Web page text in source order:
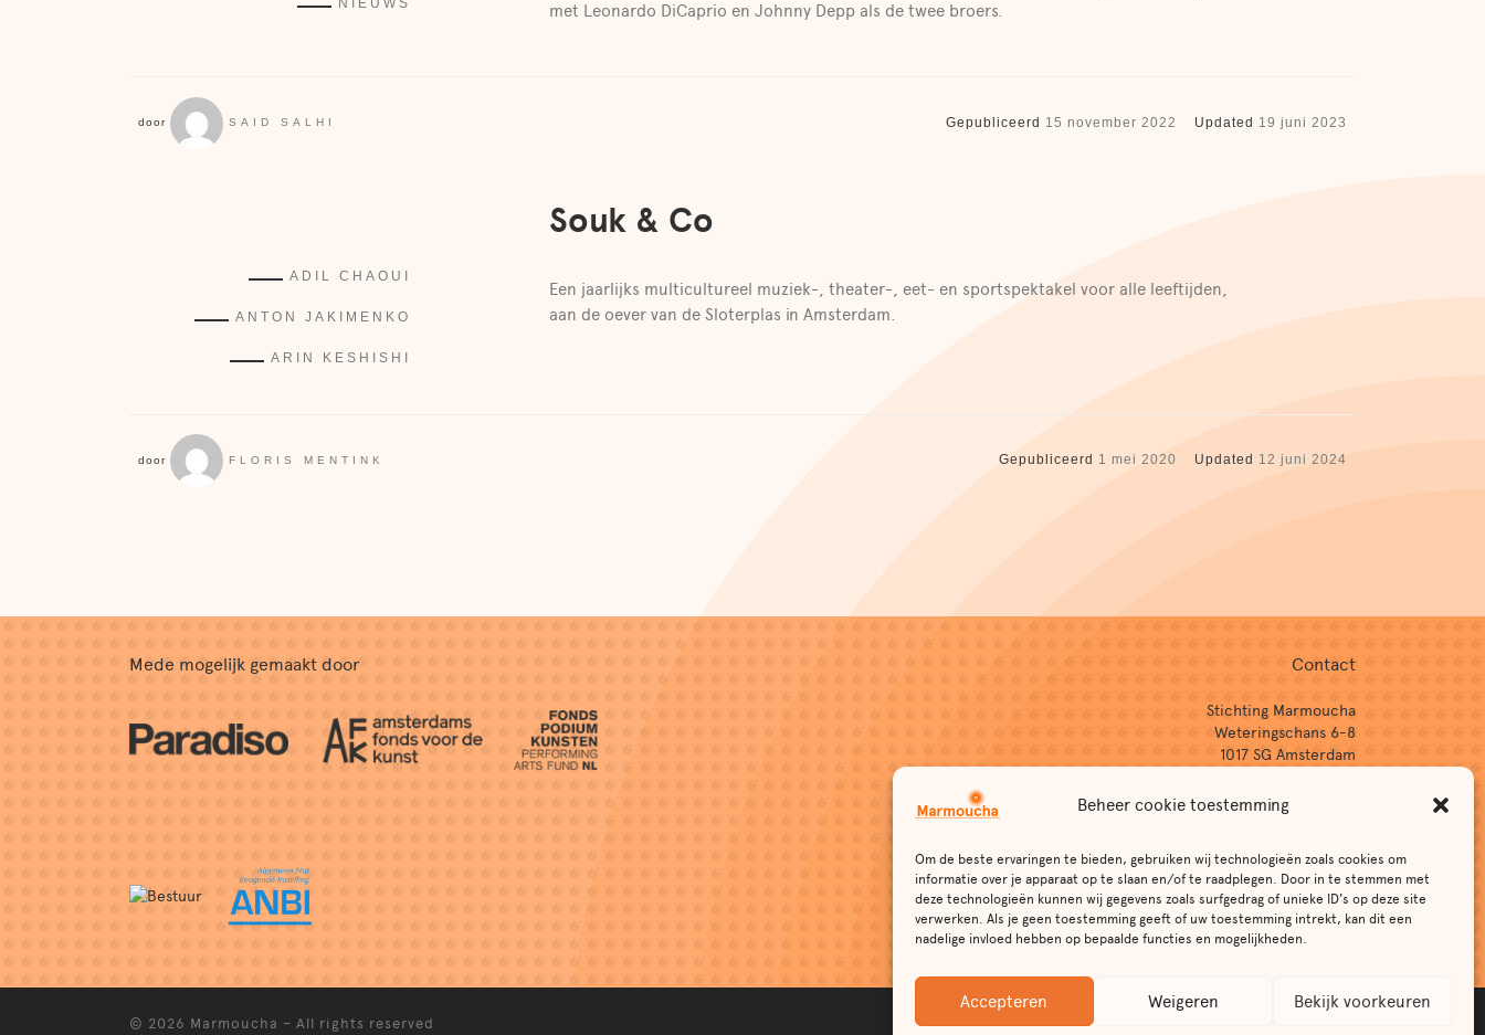
Beheer cookie toestemming
Om de beste ervaringen te bieden, gebruiken wij technologieën zoals cookies om
informatie over je apparaat op te slaan en/of te raadplegen. Door in te stemmen met
deze technologieën kunnen wij gegevens zoals surfgedrag of unieke ID's op deze site
verwerken. Als je geen toestemming geeft of uw toestemming intrekt, kan dit een
nadelige invloed hebben op bepaalde functies en mogelijkheden.
Accepteren Weigeren Bekijk voorkeuren
NIEUWS
met Leonardo DiCaprio en Johnny Depp als de twee broers.
door SAID SALHI Gepubliceerd 15 november 2022 Updated 19 juni 2023
Souk & Co
ADIL CHAOUI
ANTON JAKIMENKO
ARIN KESHISHI
Een jaarlijks multicultureel muziek-, theater-, eet- en sportspektakel voor alle leeftijden,
aan de oever van de Sloterplas in Amsterdam.
door FLORIS MENTINK Gepubliceerd 1 mei 2020 Updated 12 juni 2024
Mede mogelijk gemaakt door Contact
Stichting Marmoucha
Weteringschans 6-8
1017 SG Amsterdam
T: 0031(0)20-7960079
E:info@marmoucha.nl
Aanmelden nieuwsbrief
Privacyverklaring
© 2026 Marmoucha – All rights reserved